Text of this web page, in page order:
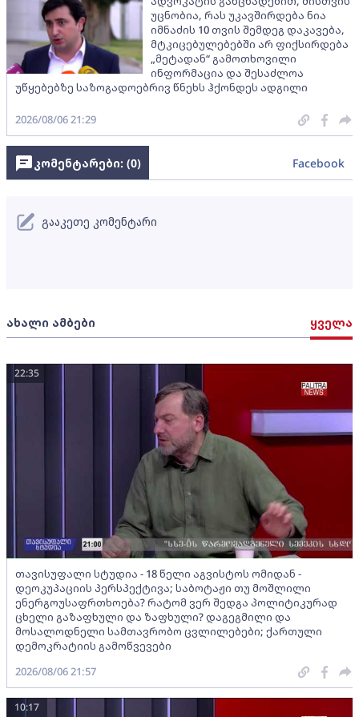
უცნობია, რას უკავშირდება ნია
იმნაძის 10 თვის შემდეგ დაკავება,
მტკიცებულებებში არ ფიქსირდება
„მეტადან“ გამოთხოვილი
ინფორმაცია და შესაძლოა
უწყებებზე საზოგადოებრივ წნეხს ჰქონდეს ადგილი
2026/08/06 21:29
ახალი ამბები ყველა
თავისუფალი სტუდია - 18 წელი აგვისტოს ომიდან -
დეოკუპაციის პერსპექტივა; საბოტაჟი თუ მოშლილი
ენერგოუსაფრთხოება? რატომ ვერ შედგა პოლიტიკურად
ცხელი გაზაფხული და ზაფხული? დაგეგმილი და
მოსალოდნელი სამთავრობო ცვლილებები; ქართული
დემოკრატიის გამოწვევები
22:35
2026/08/06 21:57
10:17
კომენტარები: (0) Facebook
გააკეთე კომენტარი